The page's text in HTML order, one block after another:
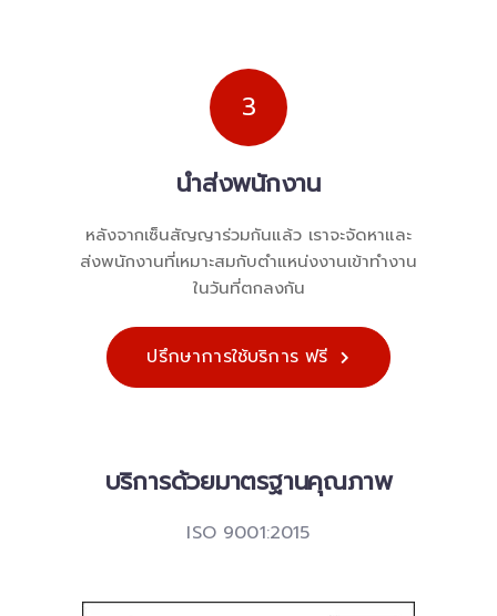
3
นำส่งพนักงาน
หลังจากเซ็นสัญญาร่วมกันแล้ว เราจะจัดหาและ
ส่งพนักงานที่เหมาะสมกับตำแหน่งงานเข้าทำงาน
ในวันที่ตกลงกัน
ปรึกษาการใช้บริการ ฟรี
บริการด้วยมาตรฐานคุณภาพ
ISO 9001:2015